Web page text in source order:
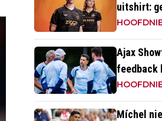
uitshirt:
Ajax
feedback
Míchel